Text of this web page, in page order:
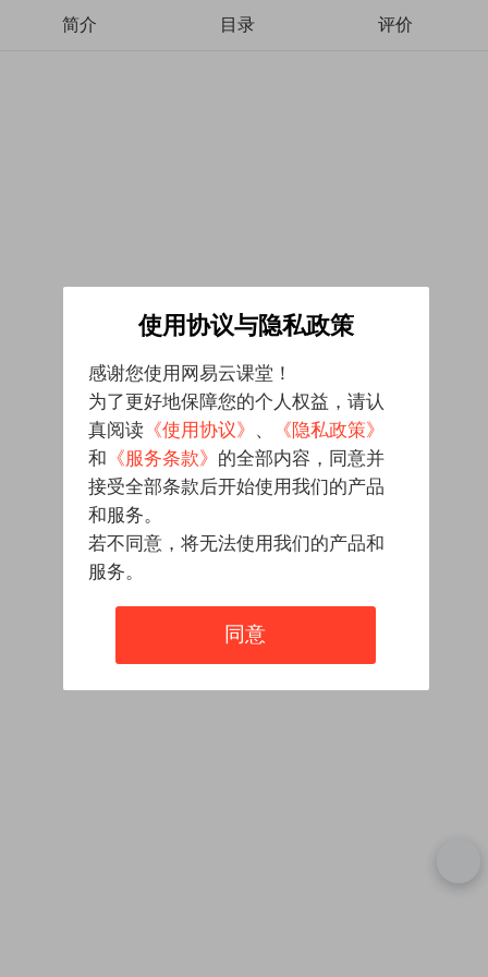
简介 目录 评价
使用协议与隐私政策
感谢您使用网易云课堂！
为了更好地保障您的个人权益，请认
真阅读 《使用协议》 、
《隐私政策》
和 《服务条款》 的全部内容，同意并
接受全部条款后开始使用我们的产品
和服务。
若不同意，将无法使用我们的产品和
服务。
同意